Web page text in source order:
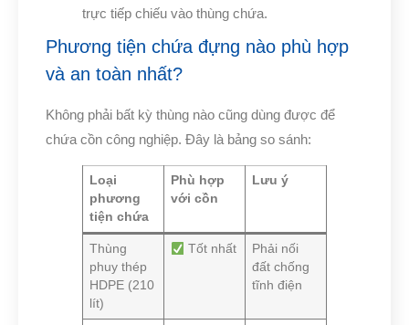
trực tiếp chiếu vào thùng chứa.
Phương tiện chứa đựng nào phù hợp
và an toàn nhất?
Không phải bất kỳ thùng nào cũng dùng được để
chứa cồn công nghiệp. Đây là bảng so sánh:
Loại
phương
tiện chứa
Phù hợp
với cồn
Lưu ý
Thùng
phuy thép
HDPE (210
lít)
Tốt nhất
Phải nối
đất chống
tĩnh điện